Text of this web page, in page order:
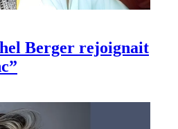
Berger rejoignait